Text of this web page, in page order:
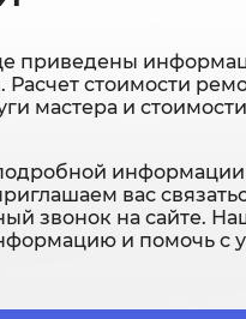
приведены
Расчет стоимости
мастера и
вас
звонок на сайте.
и помочь с